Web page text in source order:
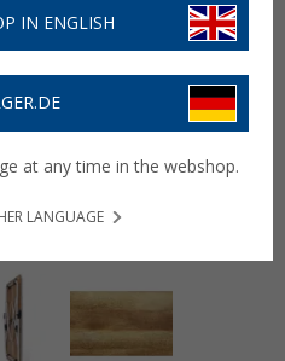
IN ENGLISH
at any time in the webshop.
LANGUAGE